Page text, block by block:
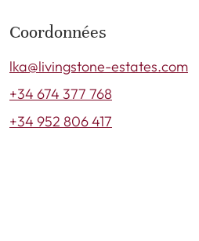
Coordonnées
lka@livingstone-estates.com
+34 674 377 768
+34 952 806 417